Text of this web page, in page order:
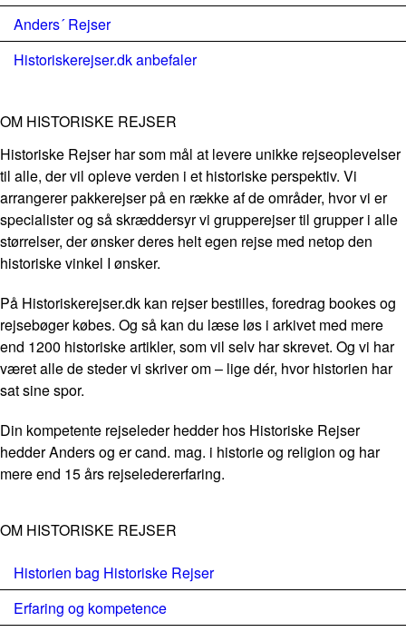
Anders´ Rejser
Historiskerejser.dk anbefaler
OM HISTORISKE REJSER
Historiske Rejser har som mål at levere unikke rejseoplevelser
til alle, der vil opleve verden i et historiske perspektiv. Vi
arrangerer pakkerejser på en række af de områder, hvor vi er
specialister og så skræddersyr vi grupperejser til grupper i alle
størrelser, der ønsker deres helt egen rejse med netop den
historiske vinkel I ønsker.
På Historiskerejser.dk kan rejser bestilles, foredrag bookes og
rejsebøger købes. Og så kan du læse løs i arkivet med mere
end 1200 historiske artikler, som vil selv har skrevet. Og vi har
været alle de steder vi skriver om – lige dér, hvor historien har
sat sine spor.
Din kompetente rejseleder hedder hos Historiske Rejser
hedder Anders og er cand. mag. i historie og religion og har
mere end 15 års rejseledererfaring.
OM HISTORISKE REJSER
Historien bag Historiske Rejser
Erfaring og kompetence